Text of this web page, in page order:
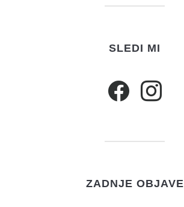
SLEDI MI
ZADNJE OBJAVE